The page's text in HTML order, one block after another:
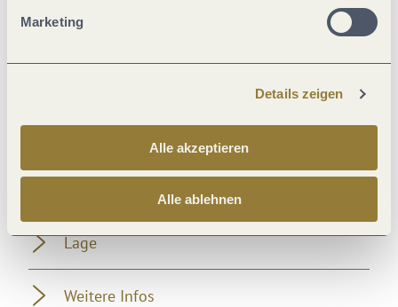
Marketing
Details zeigen
Alle akzeptieren
Alle ablehnen
Einrichtungen Betrieb
Lage
Weitere Infos